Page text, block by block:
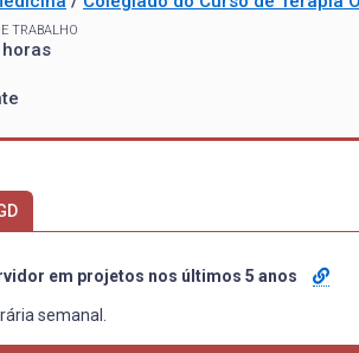
TRABALHO
em projetos nos últimos 5 anos
semanal.